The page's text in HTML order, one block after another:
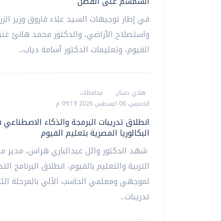
في إطار توجيهات السيد علاء فاروق وزير
واستصلاح الأراضي، والدكتور محمد هانئ
الفيوم، وتعليمات الدكتور أسامة دياب...
هادي حسان
محافظات
الخميس، 06 اغسطس 2026 09:19 م
انطلاق تدريبات البرمجة والذكاء
البكالوريا المصرية بتعليم الفيوم
شهد الدكتور وائل عبدالباري هراس، مدير
التربية والتعليم بالفيوم، انطلاق البرنامج
لموجهي ومعلمي الحاسب الآلي بالمرحلة
تدريبات...